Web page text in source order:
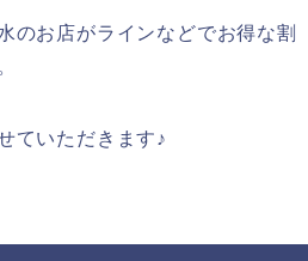
のお店がラインなどでお得な割
ていただきます♪